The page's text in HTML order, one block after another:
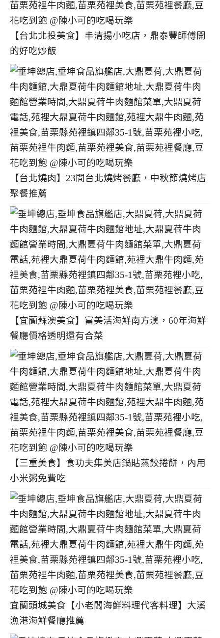
【台北北投美食】丰清揚小吃店，鼎泰豐師傅開
的好吃炒飯
【台北燒肉】23間台北燒烤餐廳，中秋節燒烤店
聚餐推薦
【宜蘭蘇澳美食】富美活海鮮南方澳，60年海鮮
餐廳價格透明還有合菜
【三重美食】食功夫集美店鍋貼蒸餃捲餅，內用
小米粥免費吃
宜蘭頭城美食【小老闆海鮮料理代客料理】大溪
漁港海鮮餐廳推薦